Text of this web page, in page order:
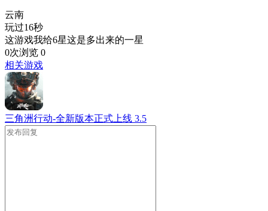
云南
玩过16秒
这游戏我给6星这是多出来的一星
0次浏览 0
相关游戏
三角洲行动-全新版本正式上线 3.5